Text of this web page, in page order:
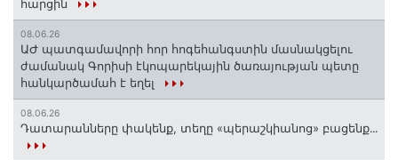
հարցին
08.06.26
ԱԺ պատգամավորի հոր հոգեհանգստին մասնակցելու
ժամանակ Գորիսի էկոպարեկային ծառայության պետը
հանկարծամահ է եղել
08.06.26
Դատարանները փակենք, տեղը «պերաշկիանոց» բացենք․․․